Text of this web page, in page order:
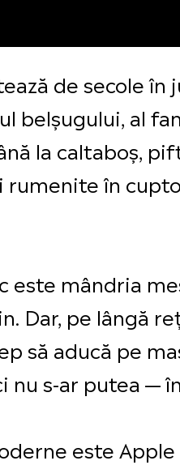
de secole
belșugului, al
la caltaboș,
rumenite în
mândria
Dar, pe lângă
să aducă pe
s-ar putea —
este